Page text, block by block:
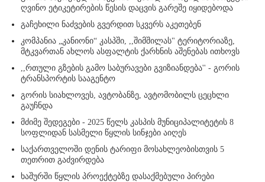
ღვინო ეტიკეტირების წესის დაცვის გარეშე იყიდებოდა
გაჩეხილი ნაძვების გვერდით სკვერს აკეთებენ
კომპანია „კანიონი“ კასპში, ,,შიმშილას" ტერიტორიაზე,
მტკვართან ახლოს ასფალტის ქარხნის აშენებას ითხოვს
,,რთული გზების გამო საბურავები გვიზიანდება'' - გორის
ტრანსპორტის სააგენტო
გორის სიახლოვეს, ავტობანზე, ავტომობილს ცეცხლი
გაუჩნდა
მძიმე შედეგები - 2025 წელს კასპის მუნიციპალიტეტის 8
სოფლიდან სასმელი წყლის სინჯები აიღეს
საქართველოში დენის ტარიფი მოსახლეობისთვის 5
თეთრით გაძვირდება
ხაშურში წყლის პროექტებზე დასაქმებული პირები